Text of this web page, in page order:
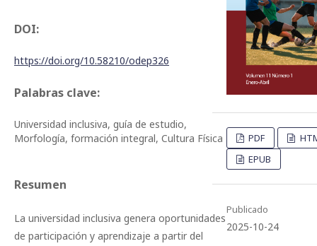
DOI:
https://doi.org/10.58210/odep326
Palabras clave:
Universidad inclusiva, guía de estudio,
Morfología, formación integral, Cultura Física
Resumen
La universidad inclusiva genera oportunidades
de participación y aprendizaje a partir del
PDF
EPUB
Publicado
2025-10-24